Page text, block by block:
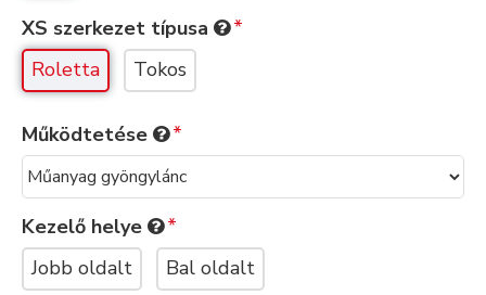
XS szerkezet típusa
Roletta
Tokos
Működtetése
Kezelő helye
Jobb oldalt
Bal oldalt